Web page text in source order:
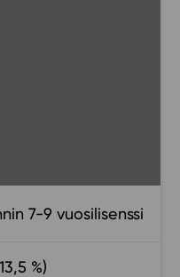
7-9 vuosilisenssi
%)